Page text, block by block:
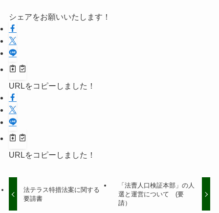
シェアをお願いいたします！
URLをコピーしました！
URLをコピーしました！
法テラス特措法案に関する
要請書
「法曹人口検証本部」の人
選と運営について (要
請）